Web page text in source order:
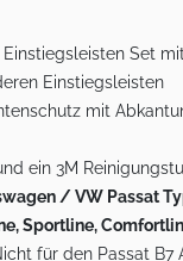
Set
Einstiegsleisten
mit
ein 3M
/ VW Passat
Sportline,
für den Passat B7